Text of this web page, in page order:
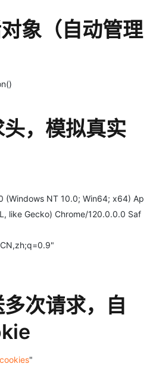
象（自动管理
，模拟真实
(Windows NT 10.0; Win64; x64) Ap
like Gecko) Chrome/120.0.0.0 Saf
次请求，自
"